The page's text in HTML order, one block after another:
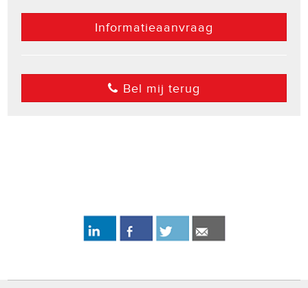
Informatieaanvraag
Bel mij terug